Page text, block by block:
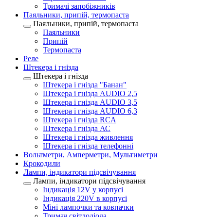
Тримачі запобіжників
Паяльники, припій, термопаста
Паяльники, припій, термопаста
Паяльники
Припій
Термопаста
Реле
Штекера і гнізда
Штекера і гнізда
Штекера і гнізда "Банан"
Штекера і гнізда AUDIO 2,5
Штекера і гнізда AUDIO 3,5
Штекера і гнізда AUDIO 6,3
Штекера і гнізда RCA
Штекера і гнізда АС
Штекера і гнізда живлення
Штекера і гнізда телефонні
Вольтметри, Амперметри, Мультиметри
Крокодили
Лампи, індикатори підсвічування
Лампи, індикатори підсвічування
Індикація 12V у корпусі
Індикація 220V в корпусі
Міні лампочки та ковпачки